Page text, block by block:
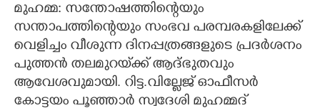
CARTOONS
LITERATURE
മുഹമ്മ: സന്തോഷത്തിന്റെയും
സന്താപത്തിന്റെയും സംഭവ പരമ്പരകളിലേക്ക്
വെളിച്ചം വീശുന്ന ദിനപ്പത്രങ്ങളുടെ പ്രദർശനം
പുത്തൻ തലമുറയ്‌ക്ക് ആദ്ഭുതവും
ആവേശവുമായി. റിട്ട.വില്ലേജ് ഓഫീസർ
കോട്ടയം പൂഞ്ഞാർ സ്വദേശി മുഹമ്മദ്